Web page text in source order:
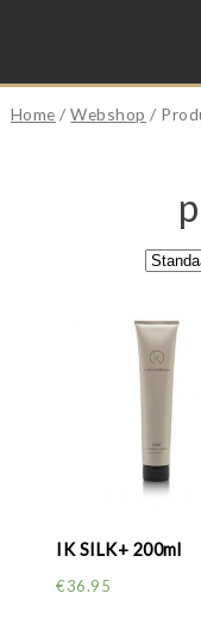
Home /Webshop /
IK SILK+ 200ml
€36.95